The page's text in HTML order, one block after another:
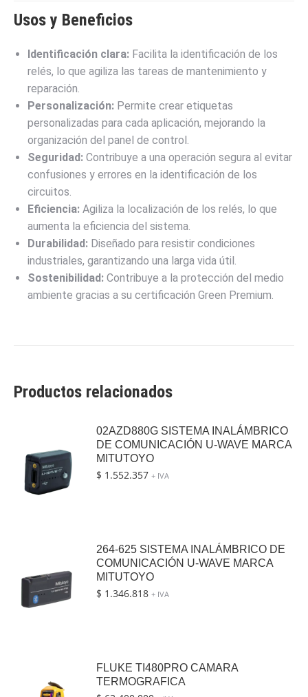
Usos y Beneficios
Identificación clara: Facilita la identificación de los
relés, lo que agiliza las tareas de mantenimiento y
reparación.
Personalización: Permite crear etiquetas
personalizadas para cada aplicación, mejorando la
organización del panel de control.
Seguridad: Contribuye a una operación segura al evitar
confusiones y errores en la identificación de los
circuitos.
Eficiencia: Agiliza la localización de los relés, lo que
aumenta la eficiencia del sistema.
Durabilidad: Diseñado para resistir condiciones
industriales, garantizando una larga vida útil.
Sostenibilidad: Contribuye a la protección del medio
ambiente gracias a su certificación Green Premium.
Productos relacionados
02AZD880G SISTEMA INALÁMBRICO
DE COMUNICACIÓN U-WAVE MARCA
MITUTOYO
$ 1.552.357 + IVA
264-625 SISTEMA INALÁMBRICO DE
COMUNICACIÓN U-WAVE MARCA
MITUTOYO
$ 1.346.818 + IVA
FLUKE TI480PRO CAMARA
TERMOGRAFICA